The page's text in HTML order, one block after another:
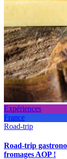
Expériences
France
Road-trip
Road-trip
fromages AOP !